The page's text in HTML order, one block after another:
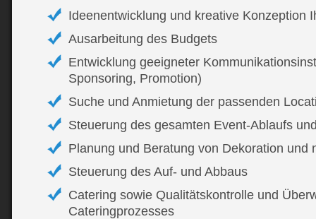
Ideenentwicklung und kreative Konzeption
Ausarbeitung des Budgets
Entwicklung geeigneter
Sponsoring, Promotion)
Suche und Anmietung der passenden
Steuerung des gesamten Event-Ablaufs
Planung und Beratung von Dekoration und
Steuerung des Auf- und Abbaus
Catering sowie Qualitätskontrolle und
Cateringprozesses